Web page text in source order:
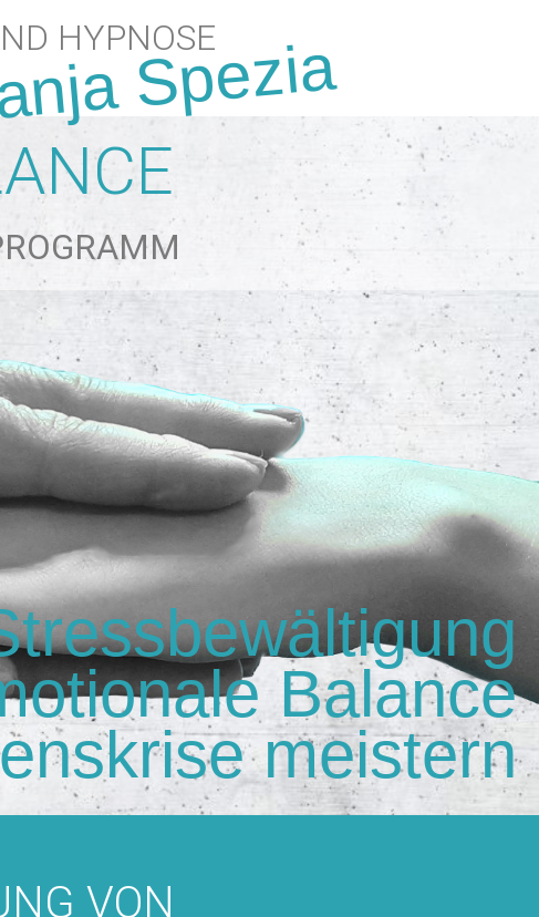
HYPNOSESpezia
Balance
meistern
VON